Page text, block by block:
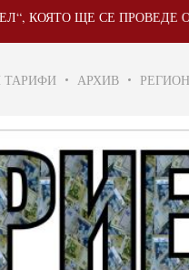
ЩЕ СЕ ПРОВЕДЕ ОТ 20
ТАРИФИ АРХИВ